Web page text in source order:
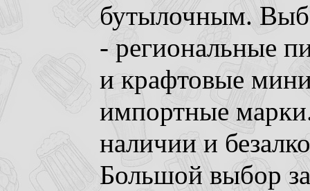
бутылочным.
- региональные
и крафтовые
импортные
наличии и
Большой выбор